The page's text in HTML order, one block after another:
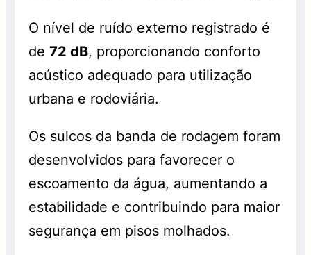
O nível de ruído externo registrado é
de72 dB, proporcionando conforto
acústico adequado para utilização
urbana e rodoviária.
Os sulcos da banda de rodagem foram
desenvolvidos para favorecer o
escoamento da água, aumentando a
estabilidade e contribuindo para maior
segurança em pisos molhados.